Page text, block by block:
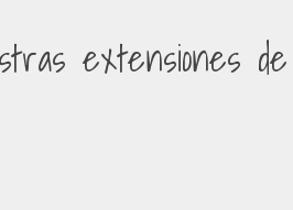
extensiones